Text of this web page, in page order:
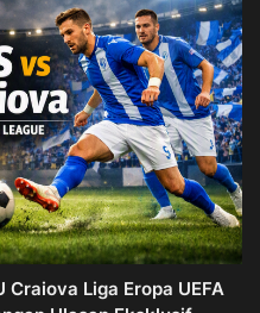
Craiova Liga Eropa UEFA